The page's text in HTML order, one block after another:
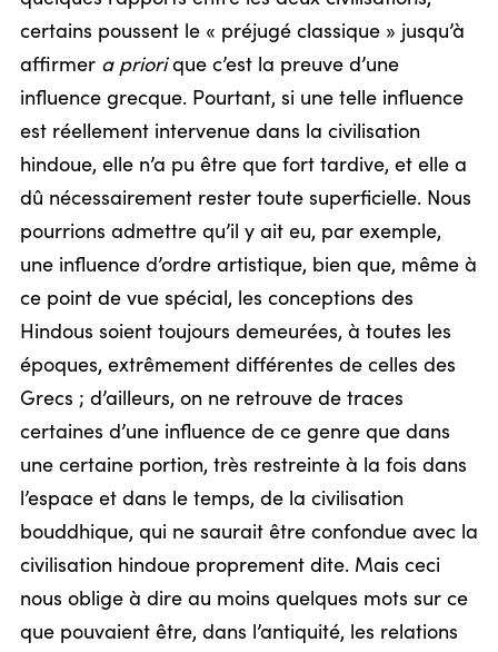
certains poussent le « préjugé classique » jusqu’à
affirmer a priorique c’est la preuve d’une
influence grecque. Pourtant, si une telle influence
est réellement intervenue dans la civilisation
hindoue, elle n’a pu être que fort tardive, et elle a
dû nécessairement rester toute superficielle. Nous
pourrions admettre qu’il y ait eu, par exemple,
une influence d’ordre artistique, bien que, même à
ce point de vue spécial, les conceptions des
Hindous soient toujours demeurées, à toutes les
époques, extrêmement différentes de celles des
Grecs ; d’ailleurs, on ne retrouve de traces
certaines d’une influence de ce genre que dans
une certaine portion, très restreinte à la fois dans
l’espace et dans le temps, de la civilisation
bouddhique, qui ne saurait être confondue avec la
civilisation hindoue proprement dite. Mais ceci
nous oblige à dire au moins quelques mots sur ce
que pouvaient être, dans l’antiquité, les relations